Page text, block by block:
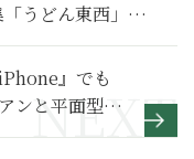
うどん東西」か
』でも
ンと平面型ヘ